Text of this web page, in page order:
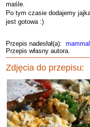
maśle.
Po tym czasie dodajemy
jest gotowa :)
Przepis nadesłał(a):
Przepis własny autora.
Zdjęcia do przepisu: